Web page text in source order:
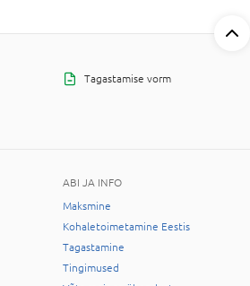
Tagastamise vorm
ABI JA INFO
Maksmine
Kohaletoimetamine Eestis
Tagastamine
Tingimused